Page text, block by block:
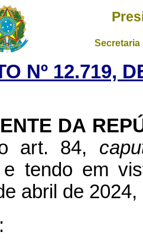
Nº 12.719,
DA
art. 84,
e tendo em
abril de 2024,
: